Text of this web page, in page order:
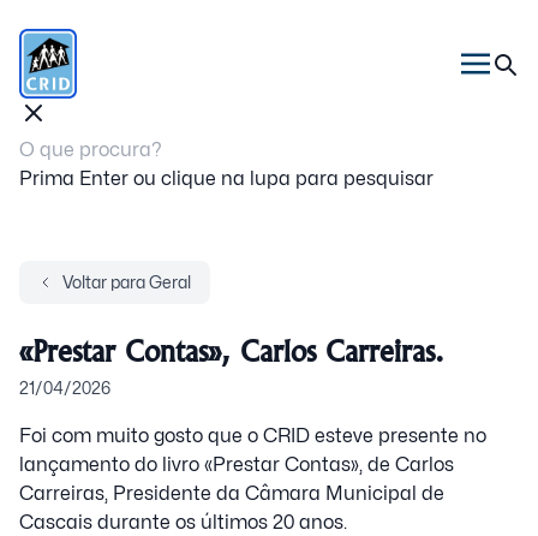
Prima Enter ou clique na lupa para pesquisar
Voltar para Geral
«Prestar Contas», Carlos Carreiras.
21/04/2026
Foi com muito gosto que o CRID esteve presente no
lançamento do livro «Prestar Contas», de Carlos
Carreiras, Presidente da Câmara Municipal de
Cascais durante os últimos 20 anos.